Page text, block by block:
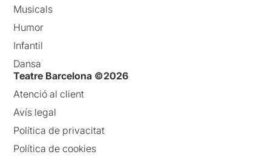
Musicals
Humor
Infantil
Dansa
Teatre Barcelona ©2026
Atenció al client
Avís legal
Política de privacitat
Política de cookies